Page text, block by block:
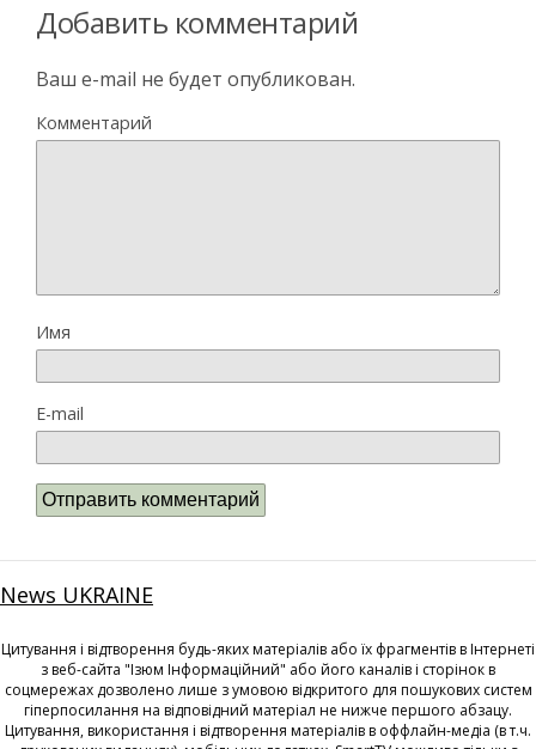
Добавить комментарий
Ваш e-mail не будет опубликован.
Комментарий
Имя
E-mail
News UKRAINE
Цитування і відтворення будь-яких матеріалів або їх фрагментів в Інтернеті
з веб-сайта "Ізюм Інформаційний" або його каналів і сторінок в
соцмережах дозволено лише з умовою відкритого для пошукових систем
гіперпосилання на відповідний матеріал не нижче першого абзацу.
Цитування, використання і відтворення матеріалів в оффлайн-медіа (в т.ч.